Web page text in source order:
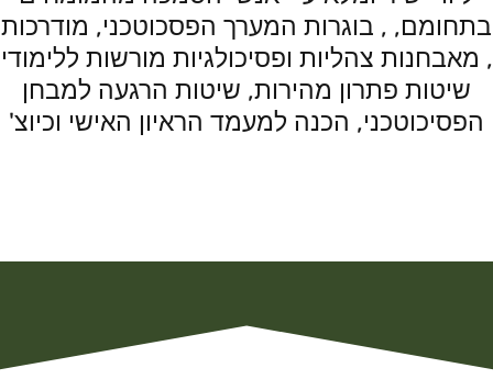
בתחומם, , בוגרות המערך הפסכוטכני, מודרכות
, מאבחנות צהליות ופסיכולגיות מורשות ללימודי
שיטות פתרון מהירות, שיטות הרגעה למבחן
הפסיכוטכני, הכנה למעמד הראיון האישי וכיוצ'